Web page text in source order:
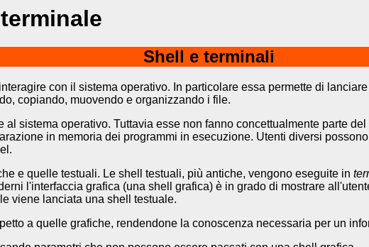
Shell e terminali
con il sistema operativo. In particolare essa permette di
copiando, muovendo e organizzando i file.
sistema operativo. Tuttavia esse non fanno concettualmente parte del
in memoria dei programmi in esecuzione. Utenti diversi
e quelle testuali. Le shell testuali, più antiche, vengono eseguite in
l'interfaccia grafica (una shell grafica) è in grado di mostrare
viene lanciata una shell testuale.
a quelle grafiche, rendendone la conoscenza necessaria per un